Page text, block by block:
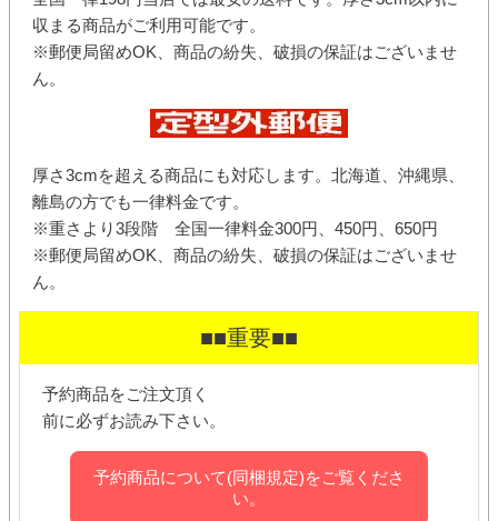
収まる商品がご利用可能です。
※郵便局留めOK、商品の紛失、破損の保証はございませ
ん。
厚さ3cmを超える商品にも対応します。北海道、沖縄県、
離島の方でも一律料金です。
※重さより3段階 全国一律料金300円、450円、650円
※郵便局留めOK、商品の紛失、破損の保証はございませ
ん。
■■重要■■
予約商品をご注文頂く
前に必ずお読み下さい。
予約商品について(同梱規定)をご覧くださ
い。